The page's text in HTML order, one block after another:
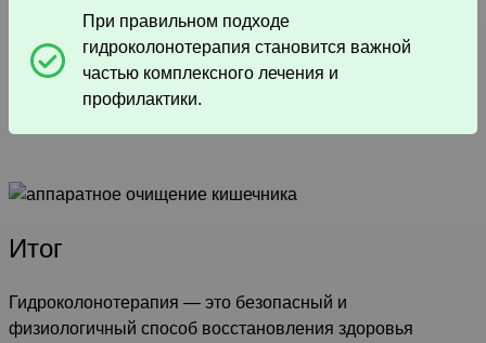
При правильном подходе
гидроколонотерапия становится важной
частью комплексного лечения и
профилактики.
Итог
Гидроколонотерапия — это безопасный и
физиологичный способ восстановления здоровья